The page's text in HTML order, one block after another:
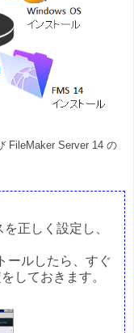
FileMaker Server 14 の
正しく設定し、
ルしたら、すぐ
しておきます。